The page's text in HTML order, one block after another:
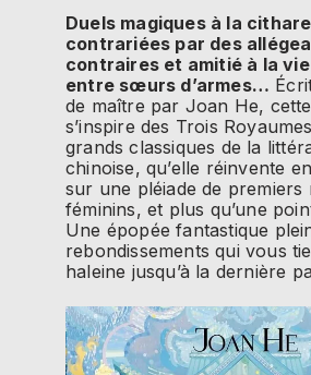
Duels magiques à la
contrariées par des
contraires et amitié à la
entre sœurs d’armes…
de maître par Joan He,
s’inspire des Trois
grands classiques de la
chinoise, qu’elle réinvente
sur une pléiade de premiers
féminins, et plus qu’une
Une épopée fantastique
rebondissements qui vous
haleine jusqu’à la dernière